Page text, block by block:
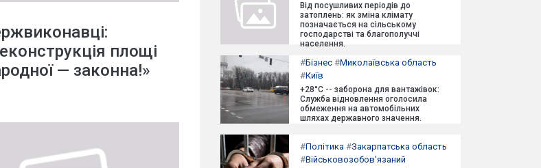
площі
— законна!»
Від посушливих періодів до
затоплень: як зміна клімату
позначається на сільському
господарстві та благополуччі
населення.
#Бізнес #Миколаївська область
#Київ
+28°C -- заборона для вантажівок:
Служба відновлення оголосила
обмеження на автомобільних
шляхах державного значення.
#Політика #Закарпатська область
#Військовозобов'язаний